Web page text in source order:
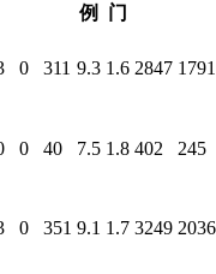
例
门
0 311 9.3 1.6 2847 1791
0 40 7.5 1.8 402 245
0 351 9.1 1.7 3249 2036